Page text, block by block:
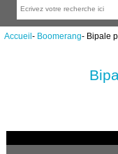
Accueil- Boomerang- Bipale